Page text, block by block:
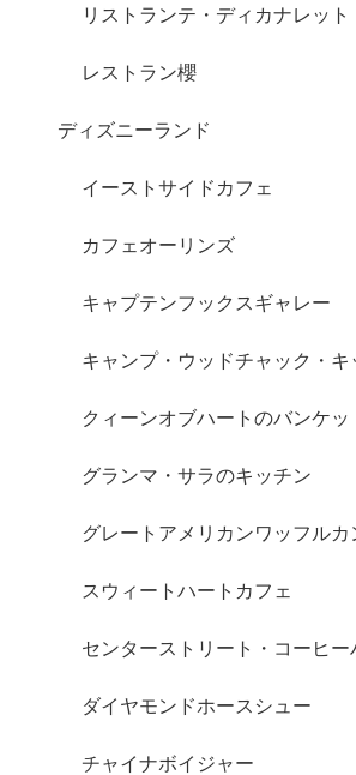
リストランテ・ディカナレット
レストラン櫻
ディズニーランド
イーストサイドカフェ
カフェオーリンズ
キャプテンフックスギャレー
キャンプ・ウッドチャック・キ
クィーンオブハートのバンケッ
グランマ・サラのキッチン
グレートアメリカンワッフルカ
スウィートハートカフェ
センターストリート・コーヒー
ダイヤモンドホースシュー
チャイナボイジャー